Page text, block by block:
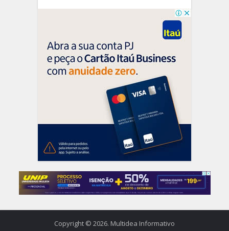
Copyright © 2026. Multidea Informativo